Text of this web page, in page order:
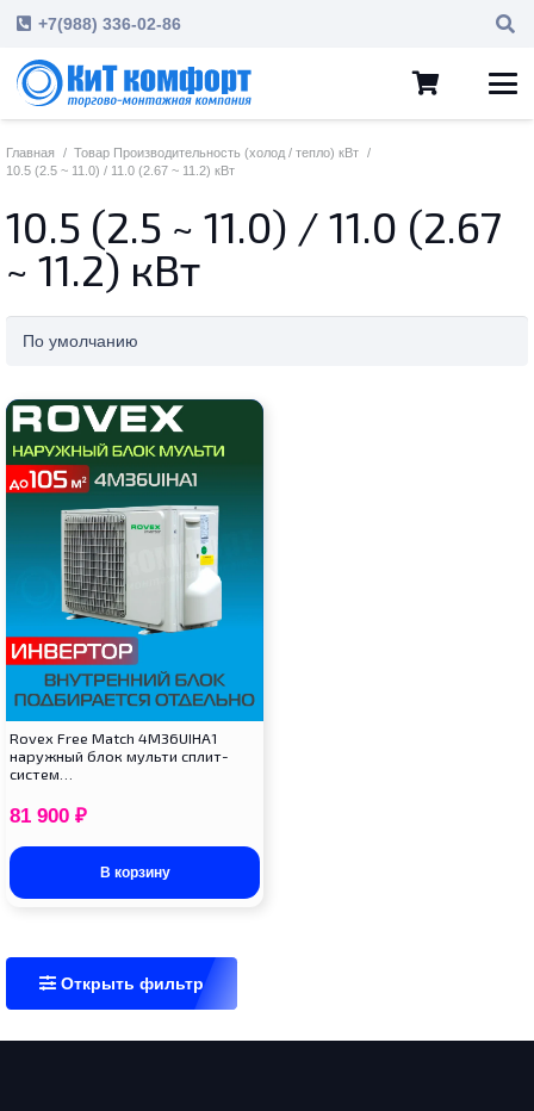
+7(988) 336-02-86
Главная / Товар Производительность (холод / тепло) кВт /
10.5 (2.5 ~ 11.0) / 11.0 (2.67 ~ 11.2) кВт
10.5 (2.5 ~ 11.0) / 11.0 (2.67
~ 11.2) кВт
Rovex Free Match 4M36UIHA1
наружный блок мульти сплит-
систем…
81 900 ₽
В корзину
Открыть фильтр